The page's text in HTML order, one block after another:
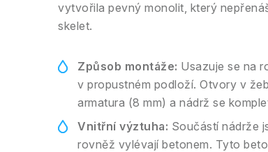
vytvořila pevný monolit, který
skelet.
Způsob montáže: Usazuje se na
v propustném podloží. Otvory v
armatura (8 mm) a nádrž se
Vnitřní výztuha: Součástí nádrže
rovněž vylévají betonem. Tyto